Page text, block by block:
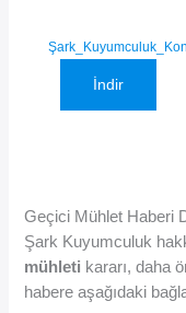
İndir
Geçici Mühlet Haberi
Şark Kuyumculuk
mühleti kararı, daha
habere aşağıdaki